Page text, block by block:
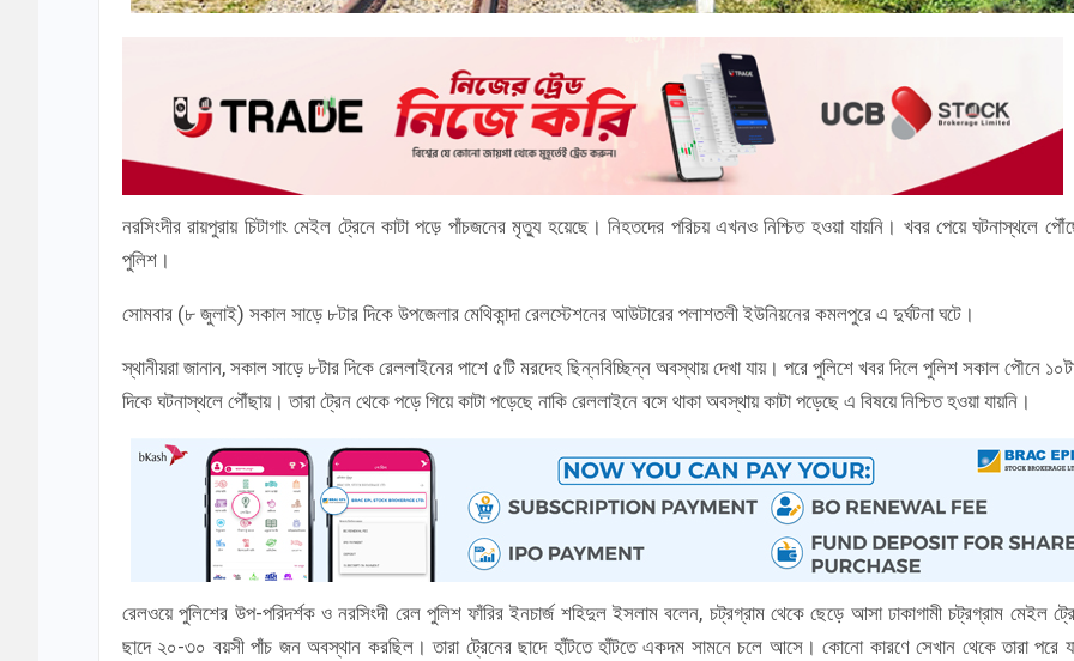
নরসিংদীর রায়পুরায় চিটাগাং মেইল ট্রেনে কাটা পড়ে পাঁচজনের মৃত্যু হয়েছে। নিহতদের পরিচয় এখনও নিশ্চিত হওয়া যায়নি। খবর পেয়ে ঘটনাস্থলে
পুলিশ।
সোমবার (৮ জুলাই) সকাল সাড়ে ৮টার দিকে উপজেলার মেথিকান্দা রেলস্টেশনের আউটারের পলাশতলী ইউনিয়নের কমলপুরে এ দুর্ঘটনা ঘটে।
স্থানীয়রা জানান, সকাল সাড়ে ৮টার দিকে রেললাইনের পাশে ৫টি মরদেহ ছিন্নবিচ্ছিন্ন অবস্থায় দেখা যায়। পরে পুলিশে খবর দিলে পুলিশ সকাল পৌনে
দিকে ঘটনাস্থলে পৌঁছায়। তারা ট্রেন থেকে পড়ে গিয়ে কাটা পড়েছে নাকি রেললাইনে বসে থাকা অবস্থায় কাটা পড়েছে এ বিষয়ে নিশ্চিত হওয়া যায়নি।
রেলওয়ে পুলিশের উপ-পরিদর্শক ও নরসিংদী রেল পুলিশ ফাঁরির ইনচার্জ শহিদুল ইসলাম বলেন, চট্রগ্রাম থেকে ছেড়ে আসা ঢাকাগামী চট্রগ্রাম মেইল
ছাদে ২০-৩০ বয়সী পাঁচ জন অবস্থান করছিল। তারা ট্রেনের ছাদে হাঁটতে হাঁটতে একদম সামনে চলে আসে। কোনো কারণে সেখান থেকে তারা পরে